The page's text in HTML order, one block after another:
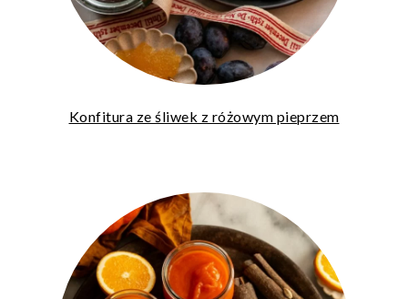
Konfitura ze śliwek z różowym pieprzem